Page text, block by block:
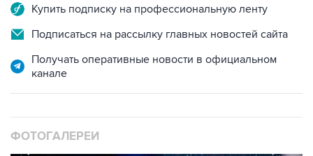
Подписаться на рассылку главных новостей сайта
Получать оперативные новости в официальном